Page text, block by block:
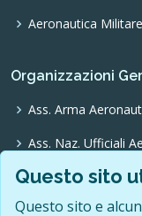
Aeronautica Militare
Organizzazioni
Ass. Arma
Ass. Naz. Ufficiali
Ass. Trasvolatori
Ass. Pionieri
Questo sito
Questo sito e